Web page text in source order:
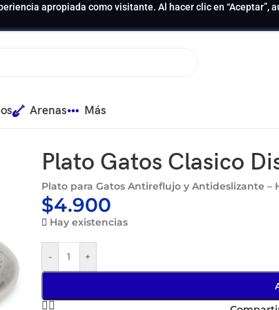
apropiada como visitante. Al hacer clic en “Aceptar”,
Arenas Más
Plato Gatos Clasico
Plato para Gatos Antireflujo y Antideslizante –
$4.900
Hay existencias
- +